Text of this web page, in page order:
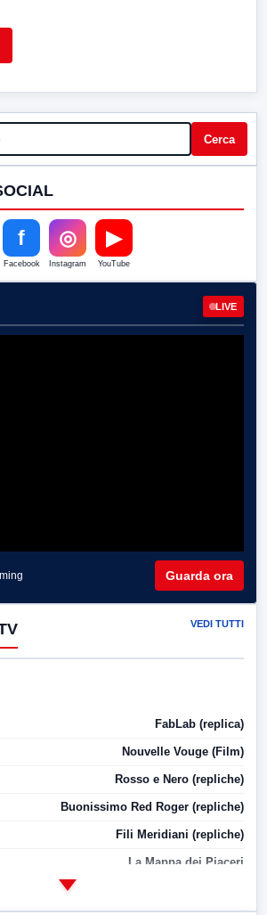
Cerca
f
Facebook
◎
Instagram
▶
YouTube
LIVE
Guarda ora
VEDI TUTTI
FabLab (replica)
Nouvelle Vouge (Film)
Rosso e Nero (repliche)
Buonissimo Red Roger (repliche)
Fili Meridiani (repliche)
La Mappa dei Piaceri